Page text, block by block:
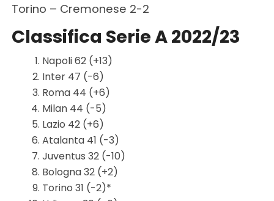
Torino – Cremonese 2-2
Classifica Serie A 2022/23
Napoli 62 (+13)
Inter 47 (-6)
Roma 44 (+6)
Milan 44 (-5)
Lazio 42 (+6)
Atalanta 41 (-3)
Juventus 32 (-10)
Bologna 32 (+2)
Torino 31 (-2)*